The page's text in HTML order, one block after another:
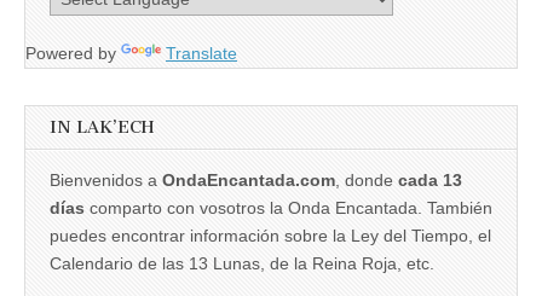
Powered by Translate
IN LAK’ECH
Bienvenidos a OndaEncantada.com , donde cada 13
días comparto con vosotros la Onda Encantada. También
puedes encontrar información sobre la Ley del Tiempo, el
Calendario de las 13 Lunas, de la Reina Roja, etc.